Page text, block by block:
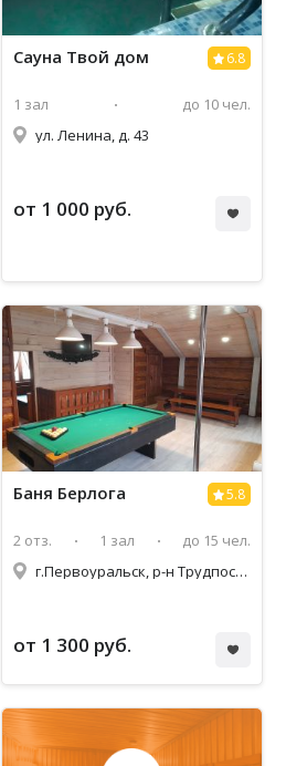
6.8
Сауна Твой дом
1 зал
до 10 чел.
ул. Ленина, д. 43
от 1 000 руб.
5.8
Баня Берлога
2 отз. 1 зал
до 15 чел.
г.Первоуральск, р-н Трудпоселок, ул.Токарей, 10
от 1 300 руб.